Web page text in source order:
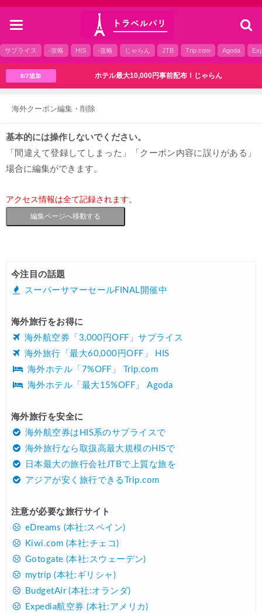
toggle
サプライス -攻略 HIS -攻略 じゃらん JTB Trip.com Agoda
8/7追加 ホテル最大10,000円事前配布！じゃらん
海外クーポン編集・削除
基本的には操作しないでください。
「間違えて登録してしまった」「クーポン内容に誤りがある」
場合に編集ができます。
アクセス情報は全て記録されます。
編集ページへ移動する
今注目の話題
スーパーサマーセールFINAL開催中
海外旅行をお得に
海外航空券「3,000円OFF」サプライス
海外旅行「最大60,000円OFF」 HIS
海外ホテル「7%OFF」 Trip.com
海外ホテル「最大15%OFF」 Agoda
海外旅行を安全に
海外航空券はHIS系のサプライスで
海外旅行なら取扱高最大規模のHISで
日本最大の旅行会社JTBで上質な旅を
アジアが安く旅行できるTrip.com
注意が必要な旅行サイト
eDreams (本社:スペイン)
Kiwi.com (本社:チェコ)
Gotogate (本社:スウェーデン)
mytrip (本社:ギリシャ)
BudgetAir (本社:オランダ)
Expedia航空券 (本社:アメリカ)